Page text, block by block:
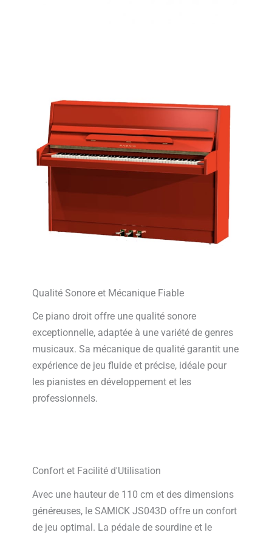
Qualité Sonore et Mécanique Fiable
Ce piano droit offre une qualité sonore
exceptionnelle, adaptée à une variété de genres
musicaux. Sa mécanique de qualité garantit une
expérience de jeu fluide et précise, idéale pour
les pianistes en développement et les
professionnels.
Confort et Facilité d'Utilisation
Avec une hauteur de 110 cm et des dimensions
généreuses, le SAMICK JS043D offre un confort
de jeu optimal. La pédale de sourdine et le